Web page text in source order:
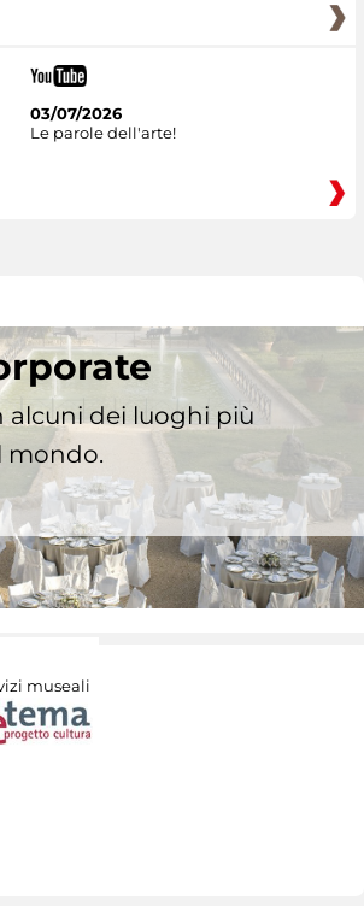
03/07/2026
Le parole dell'arte!
alcuni dei luoghi più
mondo.
museali